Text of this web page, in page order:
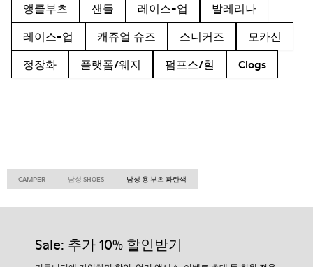
앵클부츠 샌들 레이스-업
발레리나
레이스-업
캐쥬얼 슈즈 스니커즈
모카신
정장화
플랫폼/웨지 펌프스/힐 Clogs
CAMPER 남성 SHOES 남성 용 부츠 파란색
Sale: 추가 10% 할인받기